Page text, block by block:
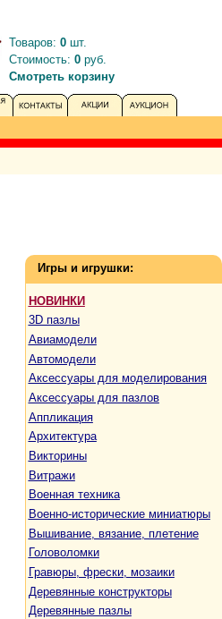
Товаров: 0 шт.
Стоимость: 0 руб.
Смотреть корзину
Игры и игрушки:
НОВИНКИ
3D пазлы
Авиамодели
Автомодели
Аксессуары для моделирования
Аксессуары для пазлов
Аппликация
Архитектура
Викторины
Витражи
Военная техника
Военно-исторические миниатюры
Вышивание, вязание, плетение
Головоломки
Гравюры, фрески, мозаики
Деревянные конструкторы
Деревянные пазлы